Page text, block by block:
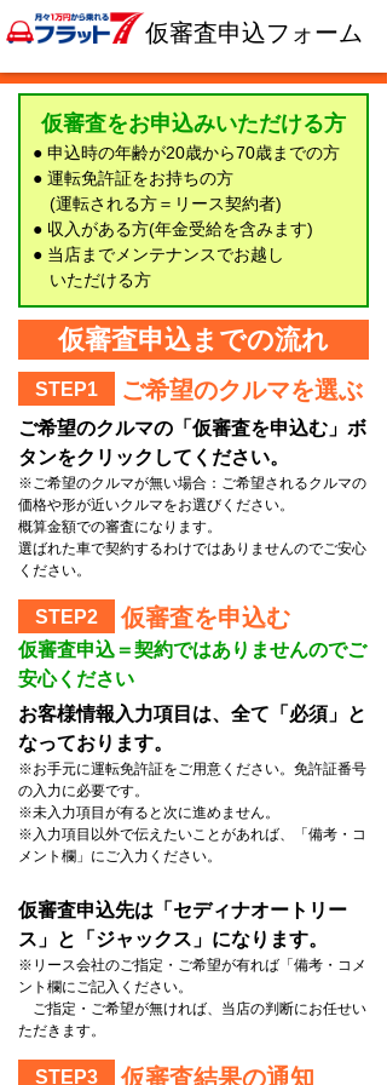
仮審査申込フォーム
仮審査をお申込みいただける方
● 申込時の年齢が20歳から70歳までの方
● 運転免許証をお持ちの方
(運転される方＝リース契約者)
● 収入がある方(年金受給を含みます)
● 当店までメンテナンスでお越し
いただける方
仮審査申込までの流れ
STEP1 ご希望のクルマを選ぶ
ご希望のクルマの「仮審査を申込む」ボ
タンをクリックしてください。
※ご希望のクルマが無い場合：ご希望されるクルマの
価格や形が近いクルマをお選びください。
概算金額での審査になります。
選ばれた車で契約するわけではありませんのでご安心
ください。
STEP2 仮審査を申込む
仮審査申込＝契約ではありませんのでご
安心ください
お客様情報入力項目は、全て「必須」と
なっております。
※お手元に運転免許証をご用意ください。免許証番号
の入力に必要です。
※未入力項目が有ると次に進めません。
※入力項目以外で伝えたいことがあれば、「備考・コ
メント欄」にご入力ください。
仮審査申込先は「セディナオートリー
ス」と「ジャックス」になります。
※リース会社のご指定・ご希望が有れば「備考・コメ
ント欄にご記入ください。
ご指定・ご希望が無ければ、当店の判断にお任せい
ただきます。
STEP3 仮審査結果の通知